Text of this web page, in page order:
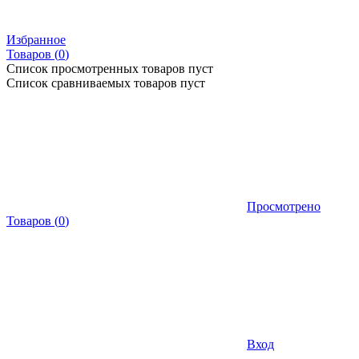
Избранное
Товаров (0)
Список просмотренных товаров пуст
Список сравниваемых товаров пуст
Просмотрено
Товаров (0)
Вход